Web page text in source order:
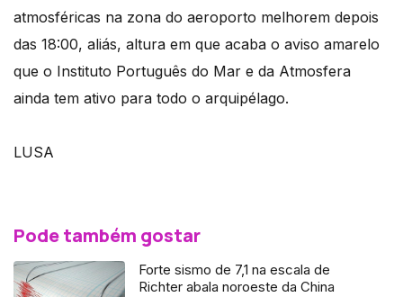
atmosféricas na zona do aeroporto melhorem depois
das 18:00, aliás, altura em que acaba o aviso amarelo
que o Instituto Português do Mar e da Atmosfera
ainda tem ativo para todo o arquipélago.
LUSA
Pode também gostar
Forte sismo de 7,1 na escala de
Richter abala noroeste da China